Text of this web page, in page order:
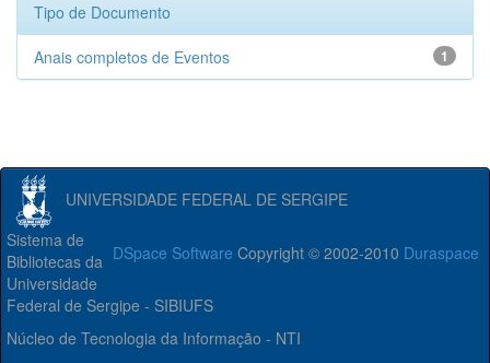
Tipo de Documento
1
Anais completos de Eventos
UNIVERSIDADE FEDERAL DE SERGIPE
DSpace Software Copyright © 2002-2010 Duraspace
Sistema de
Bibliotecas da
Universidade
Federal de Sergipe - SIBIUFS
Núcleo de Tecnologia da Informação - NTI